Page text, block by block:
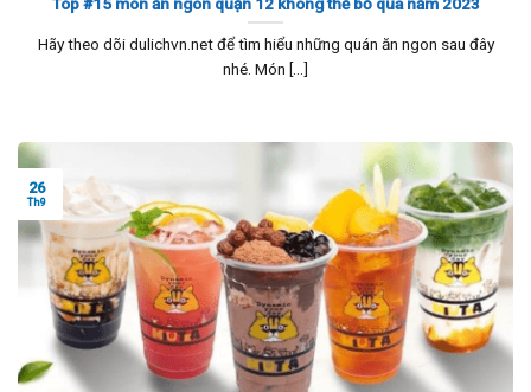
Hãy theo dõi dulichvn.net để tìm hiểu những quán ăn ngon sau đây
nhé. Món [...]
26
Th9